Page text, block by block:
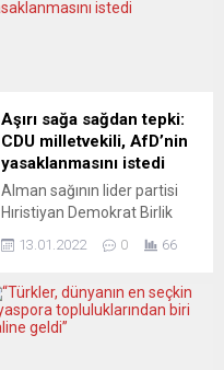
Aşırı sağa sağdan tepki:
CDU milletvekili, AfD’nin
yasaklanmasını istedi
Alman sağının lider partisi
Hıristiyan Demokrat Birlik
Marco Wanderwitz,
(AfD) partisinin
yasaklanması talebini
13.01.2022 0 66